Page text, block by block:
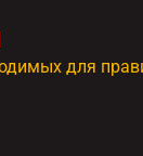
для